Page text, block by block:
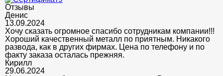
Отзывы
Денис
13.09.2024
Хочу сказать огромное спасибо сотрудникам компании!!!
Хороший качественный металл по приятным. Никакого
развода, как в других фирмах. Цена по телефону и по
факту заказа осталась прежняя.
Кирилл
29.06.2024